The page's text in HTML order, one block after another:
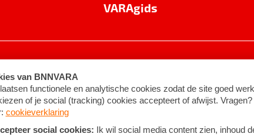
VARAgids
Algemene voorwaarden ©2026BNNVARA